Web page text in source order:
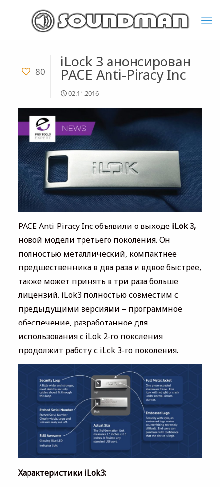
80
iLock 3 анонсирован
PACE Anti-Piracy Inc
02.11.2016
PACE Anti-Piracy Inc объявили о выходе iLok 3,
новой модели третьего поколения. Он
полностью металлический, компактнее
предшественника в два раза и вдвое быстрее,
также может принять в три раза больше
лицензий. iLok3 полностью совместим с
предыдущими версиями – программное
обеспечение, разработанное для
использования с iLok 2-го поколения
продолжит работу с iLok 3-го поколения.
Характеристики iLok3: